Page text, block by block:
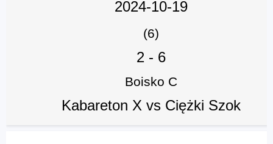
2024-10-19
(6)
2- 6
Boisko C
Kabareton X vs Ciężki Szok